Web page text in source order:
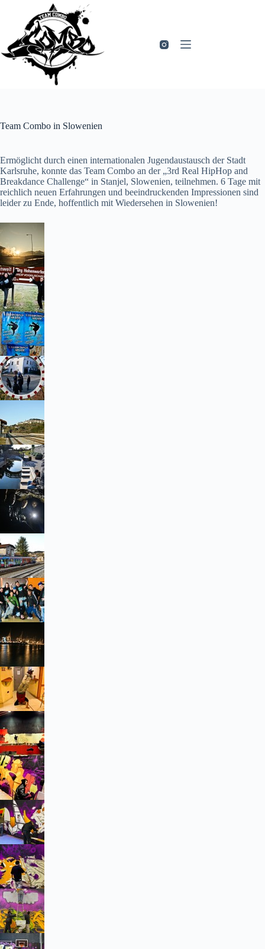
springen
Team Combo in Slowenien
Ermöglicht durch einen internationalen Jugendaustausch der Stadt
Karlsruhe, konnte das Team Combo an der „3rd Real HipHop and
Breakdance Challenge“ in Stanjel, Slowenien, teilnehmen. 6 Tage mit
reichlich neuen Erfahrungen und beeindruckenden Impressionen sind
leider zu Ende, hoffentlich mit Wiedersehen in Slowenien!